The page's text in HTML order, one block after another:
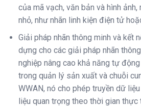
của mã vạch, văn bản và hình ảnh,
nhỏ, như nhãn linh kiện điện tử
Giải pháp nhãn thông minh và kết
dựng cho các giải pháp nhãn
nghiệp nâng cao khả năng tự
trong quản lý sản xuất và chuỗi
WWAN, nó cho phép truyền dữ
liệu quan trọng theo thời gian